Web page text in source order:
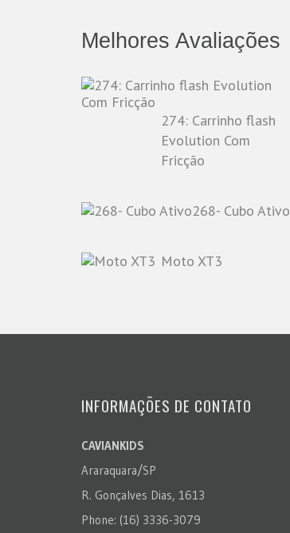
Melhores Avaliações
274: Carrinho flash
Evolution Com
Fricção
268- Cubo Ativo
Moto XT3
INFORMAÇÕES DE CONTATO
CAVIANKIDS
Araraquara/SP
R. Gonçalves Dias, 1613
Phone: (16) 3336-3079